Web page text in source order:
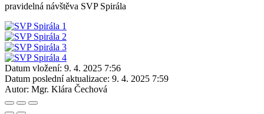
pravidelná návštěva SVP Spirála
Datum vložení: 9. 4. 2025 7:56
Datum poslední aktualizace: 9. 4. 2025 7:59
Autor: Mgr. Klára Čechová